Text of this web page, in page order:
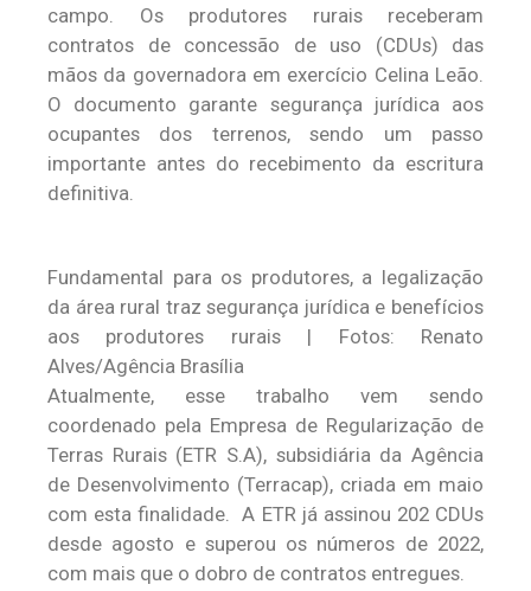
campo. Os produtores rurais receberam
contratos de concessão de uso (CDUs) das
mãos da governadora em exercício Celina Leão.
O documento garante segurança jurídica aos
ocupantes dos terrenos, sendo um passo
importante antes do recebimento da escritura
definitiva.
Fundamental para os produtores, a legalização
da área rural traz segurança jurídica e benefícios
aos produtores rurais | Fotos: Renato
Alves/Agência Brasília
Atualmente, esse trabalho vem sendo
coordenado pela Empresa de Regularização de
Terras Rurais (ETR S.A), subsidiária da Agência
de Desenvolvimento (Terracap), criada em maio
com esta finalidade. A ETR já assinou 202 CDUs
desde agosto e superou os números de 2022,
com mais que o dobro de contratos entregues.